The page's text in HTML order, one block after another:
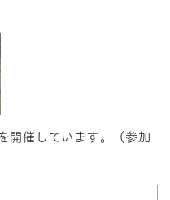
開催しています。（参加